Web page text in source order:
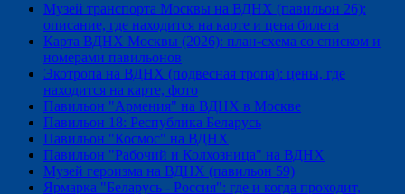
Музей транспорта Москвы на ВДНХ (павильон 26):
описание, где находится на карте и цена билета
Карта ВДНХ Москвы (2026): план-схема со списком и
номерами павильонов
Экотропа на ВДНХ (подвесная тропа): цены, где
находится на карте, фото
Павильон "Армения" на ВДНХ в Москве
Павильон 18: Республика Беларусь
Павильон "Космос" на ВДНХ
Павильон "Рабочий и Колхозница" на ВДНХ
Музей героизма на ВДНХ (павильон 59)
Ярмарка "Беларусь - Россия": где и когда проходит,